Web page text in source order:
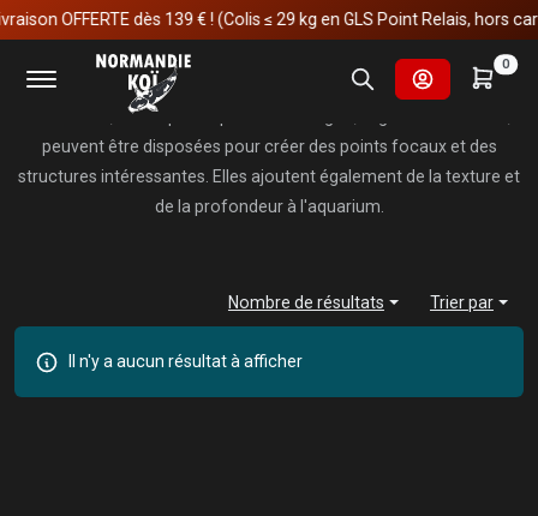
OFFERTE dès 139 € ! (Colis ≤ 29 kg en GLS Point Relais, hors
0
Roche & pierre
Les roches, telles que les pierres de dragon, le granit ou le shale,
peuvent être disposées pour créer des points focaux et des
structures intéressantes. Elles ajoutent également de la texture et
de la profondeur à l'aquarium.
Trier par
Nombre de résultats
Il n'y a aucun résultat à afficher